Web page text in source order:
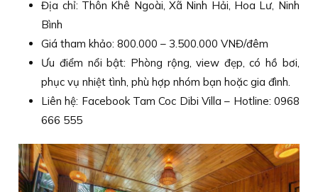
Địa chỉ: Thôn Khê Ngoài, Xã Ninh Hải, Hoa Lư, Ninh
Bình
Giá tham khảo: 800.000 – 3.500.000 VNĐ/đêm
Ưu điểm nổi bật: Phòng rộng, view đẹp, có hồ bơi,
phục vụ nhiệt tình, phù hợp nhóm bạn hoặc gia đình.
Liên hệ: Facebook Tam Coc Dibi Villa – Hotline: 0968
666 555